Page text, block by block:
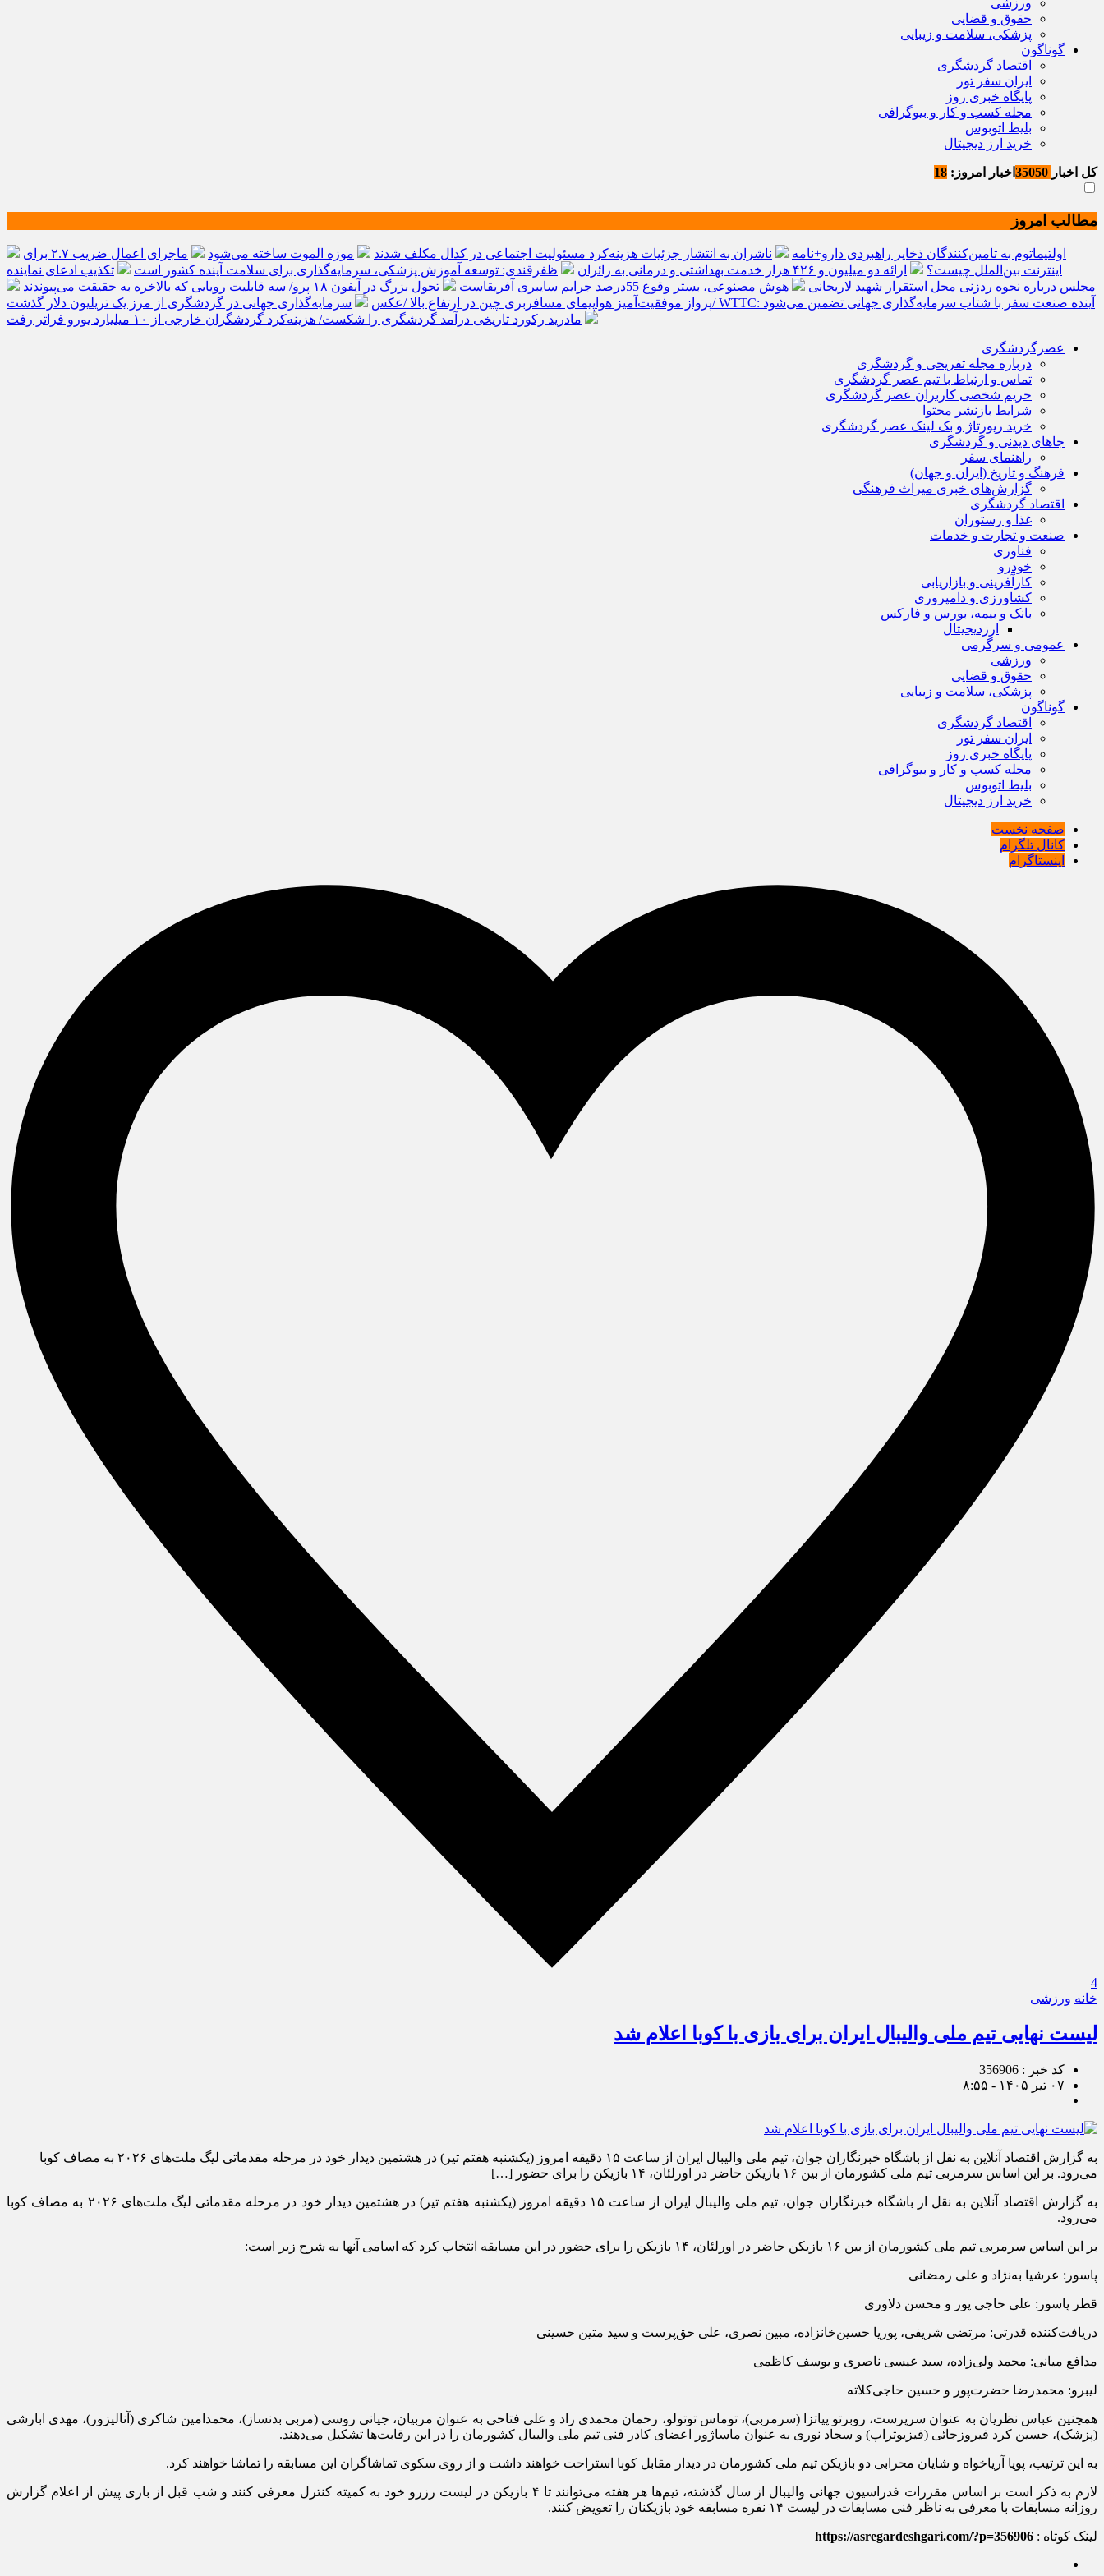
ورزشی
حقوق و قضایی
پزشکی، سلامت و زیبایی
گوناگون
اقتصاد گردشگری
ایران سفر تور
پایگاه خبری روز
مجله کسب و کار و بیوگرافی
بلیط اتوبوس
خرید ارز دیجیتال
کل اخبار اخبار امروز: 18
مطالب امروز
اولتیماتوم به تامین‌کنندگان ذخایر راهبردی دارو+نامه ناشران به انتشار جزئیات هزینه‌کرد مسئولیت اجتماعی در کدال مکلف شدند موزه الموت ساخته می‌شود
ماجرای اعمال ضریب ۲.۷ برای
اینترنت بین‌الملل چیست؟
ارائه دو میلیون و ۴۲۶ هزار خدمت بهداشتی و درمانی به زائران ظفرقندی: توسعه آموزش پزشکی، سرمایه‌گذاری برای سلامت آینده کشور است
تکذیب ادعای نماینده
مجلس درباره نحوه ردزنی محل استقرار شهید لاریجانی
هوش مصنوعی، بستر وقوع 55درصد جرایم سایبری آفریقاست
تحول بزرگ در آیفون ۱۸ پرو/ سه قابلیت رویایی که بالاخره به حقیقت می‌پیوندند
پرواز موفقیت‌آمیز هواپیمای مسافربری چین در ارتفاع بالا /عکس
سرمایه‌گذاری جهانی در گردشگری از مرز یک تریلیون دلار گذشت/ WTTC: آینده صنعت سفر با شتاب سرمایه‌گذاری جهانی تضمین می‌شود
مادرید رکورد تاریخی درآمد گردشگری را شکست/ هزینه‌کرد گردشگران خارجی از ۱۰ میلیارد یورو فراتر رفت
عصرگردشگری
درباره مجله تفریحی و گردشگری
تماس و ارتباط با تیم عصر گردشگری
حریم شخصی کاربران عصر گردشگری
شرایط بازنشر محتوا
خرید رپورتاژ و بک لینک عصر گردشگری
جاهای دیدنی و گردشگری
راهنمای سفر
فرهنگ و تاریخ (ایران و جهان)
گزارش‌های خبری میراث فرهنگی
اقتصاد گردشگری
غذا و رستوران
صنعت و تجارت و خدمات
فناوری
خودرو
کارآفرینی و بازاریابی
کشاورزی و دامپروری
بانک و بیمه، بورس و فارکس
ارزدیجیتال
عمومی و سرگرمی
ورزشی
حقوق و قضایی
پزشکی، سلامت و زیبایی
گوناگون
اقتصاد گردشگری
ایران سفر تور
پایگاه خبری روز
مجله کسب و کار و بیوگرافی
بلیط اتوبوس
خرید ارز دیجیتال
صفحه نخست
کانال تلگرام
اینستاگرام
4
خانه ورزشی
لیست نهایی تیم ملی والیبال ایران برای بازی با کوبا اعلام شد
کد خبر : 356906
۰۷ تیر ۱۴۰۵ - ۸:۵۵
به گزارش اقتصاد آنلاین به نقل از باشگاه خبرنگاران جوان، تیم ملی والیبال ایران از ساعت ١۵ دقیقه امروز (یکشنبه هفتم تیر) در هشتمین دیدار خود در مرحله مقدماتی لیگ ملت‌های ۲۰۲۶ به مصاف کوبا
می‌رود. بر این اساس سرمربی تیم ملی کشورمان از بین ۱۶ بازیکن حاضر در اورلئان، ۱۴ بازیکن را برای حضور […]
به گزارش اقتصاد آنلاین به نقل از باشگاه خبرنگاران جوان، تیم ملی والیبال ایران از ساعت ١۵ دقیقه امروز (یکشنبه هفتم تیر) در هشتمین دیدار خود در مرحله مقدماتی لیگ ملت‌های ۲۰۲۶ به مصاف کوبا
می‌رود.
بر این اساس سرمربی تیم ملی کشورمان از بین ۱۶ بازیکن حاضر در اورلئان، ۱۴ بازیکن را برای حضور در این مسابقه انتخاب کرد که اسامی آنها به شرح زیر است:
پاسور: عرشیا به‌نژاد و علی رمضانی
قطر پاسور: علی حاجی پور و محسن دلاوری
دریافت‌کننده قدرتی: مرتضی شریفی، پوریا حسین‌خانزاده، مبین نصری، علی حق‌پرست و سید متین حسینی
مدافع میانی: محمد ولی‌زاده، سید عیسی ناصری و یوسف کاظمی
لیبرو: محمدرضا حضرت‌پور و حسین حاجی‌کلاته
همچنین عباس نظریان به عنوان سرپرست، روبرتو پیاتزا (سرمربی)، توماس توتولو، رحمان محمدی راد و علی فتاحی به عنوان مربیان، جیانی روسی (مربی بدنساز)، محمدامین شاکری (آنالیزور)، مهدی ابارشی
(پزشک)، حسین کرد فیروزجائی (فیزیوتراپ) و سجاد نوری به عنوان ماساژور اعضای کادر فنی تیم ملی والیبال کشورمان را در این رقابت‌ها تشکیل می‌دهند.
به این ترتیب، پویا آریاخواه و شایان محرابی دو بازیکن تیم ملی کشورمان در دیدار مقابل کوبا استراحت خواهند داشت و از روی سکوی تماشاگران این مسابقه را تماشا خواهند کرد.
لازم به ذکر است بر اساس مقررات فدراسیون جهانی والیبال از سال گذشته، تیم‌ها هر هفته می‌توانند تا ۴ بازیکن در لیست رزرو خود به کمیته کنترل معرفی کنند و شب قبل از بازی پیش از اعلام گزارش
روزانه مسابقات با معرفی به ناظر فنی مسابقات در لیست ۱۴ نفره مسابقه خود بازیکنان را تعویض کنند.
لینک کوتاه : https://asregardeshgari.com/?p=356906